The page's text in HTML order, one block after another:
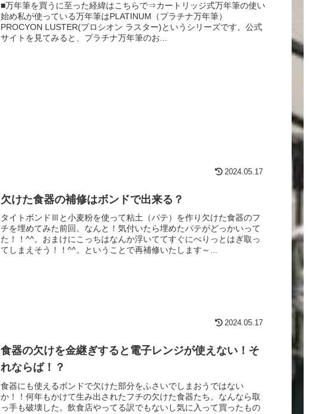
■万年筆を買うに至った経緯はこちらで⇒カートリッジ式万年筆の使い
始め私が使っている万年筆はPLATINUM（プラチナ万年筆）
PROCYON LUSTER(プロシオン ラスター)というシリーズです。公式
サイトを見てみると、プラチナ万年筆のお...
2024.05.17
欠けた食器の補修はボンドで出来る？
タイトボンドⅢと小麦粉を使って粘土（パテ）を作り欠けた食器のフ
チを埋めてみた前回。なんと！気付いたら埋めたパテがどっかいって
た！！^^。おまけにこっちはなんか浮いててすぐにぺりっとはぎ取っ
てしまえそう！！^^。ということで再補修いたします～...
2024.05.17
食器の欠けを金継ぎすると電子レンジが使えない！そ
れならば！？
食器にも使えるボンドで欠けた部分をふさいでしまおうではない
か！！何年もかけて生み出されたフチの欠けた食器たち。なんなら取
っ手も破壊した。飲食店やってる訳でもないし気に入って買ったもの